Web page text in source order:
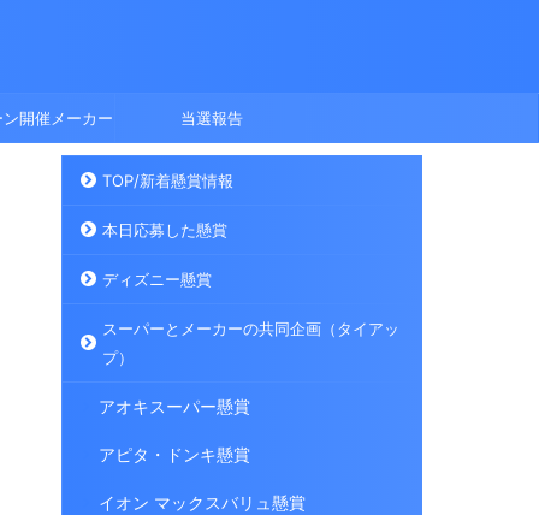
開催メーカー 当選報告
TOP/新着懸賞情報
本日応募した懸賞
ディズニー懸賞
スーパーとメーカーの共同企画（タイアッ
プ）
アオキスーパー懸賞
アピタ・ドンキ懸賞
イオン マックスバリュ懸賞